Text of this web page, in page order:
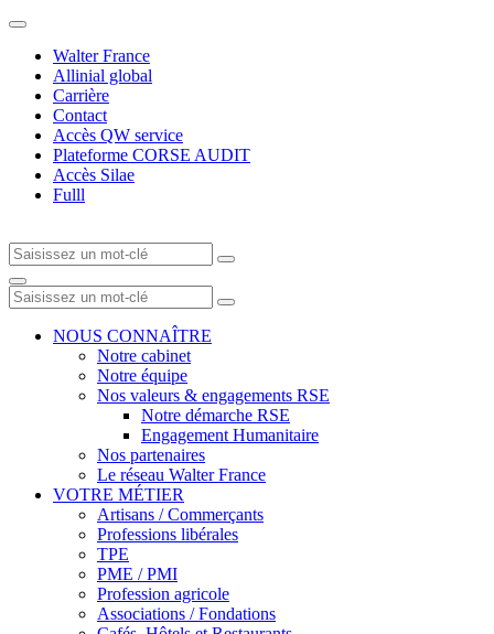
Walter France
Allinial global
Carrière
Contact
Accès QW service
Plateforme CORSE AUDIT
Accès Silae
Fulll
NOUS CONNAÎTRE
Notre cabinet
Notre équipe
Nos valeurs & engagements RSE
Notre démarche RSE
Engagement Humanitaire
Nos partenaires
Le réseau Walter France
VOTRE MÉTIER
Artisans / Commerçants
Professions libérales
TPE
PME / PMI
Profession agricole
Associations / Fondations